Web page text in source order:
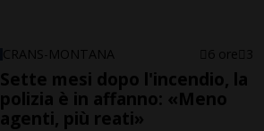
CRANS-MONTANA 6 ore 3
Sette mesi dopo l'incendio, la
polizia è in affanno: «Meno
agenti, più reati»